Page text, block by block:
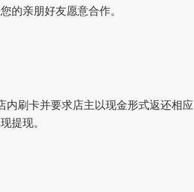
的亲朋好友愿意合作。
内刷卡并要求店主以现金形式返还相应
提现。